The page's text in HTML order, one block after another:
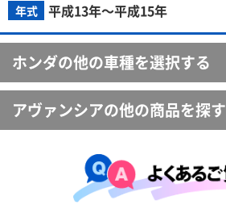
年式 平成13年～平成15年
ホンダの他の車種を選択する
アヴァンシアの他の商品を探す